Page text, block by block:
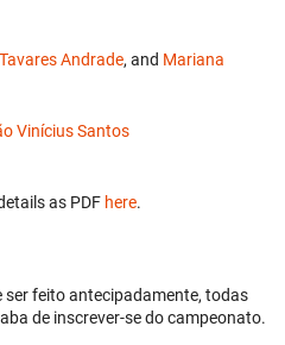
Andrade, and Mariana
Vinícius Santos
as PDF here.
ser feito antecipadamente, todas
de inscrever-se do campeonato.